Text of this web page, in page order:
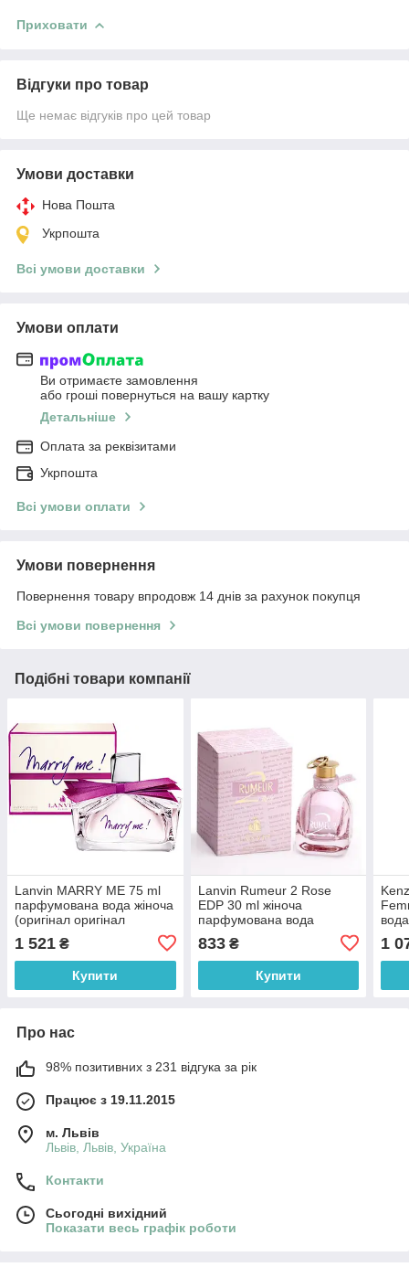
Приховати
Відгуки про товар
Ще немає відгуків про цей товар
Умови доставки
Нова Пошта
Укрпошта
Всі умови доставки
Умови оплати
Ви отримаєте замовлення
або гроші повернуться на вашу картку
Детальніше
Оплата за реквізитами
Укрпошта
Всі умови оплати
Умови повернення
Повернення товару впродовж 14 днів за рахунок покупця
Всі умови повернення
Подібні товари компанії
Lanvin MARRY ME 75 ml
парфумована вода жіноча
(оригінал оригінал
1 521 ₴
Купити
Lanvin Rumeur 2 Rose
EDP 30 ml жіноча
парфумована вода
Франція)
833₴
Купити
1
Про нас
98% позитивних з 231 відгука за рік
Працює з 19.11.2015
м. Львів
Львів, Львів, Україна
Контакти
Сьогодні вихідний
Показати весь графік роботи